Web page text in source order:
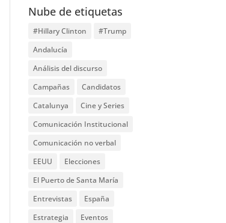
Nube de etiquetas
#Hillary Clinton
#Trump
Andalucía
Análisis del discurso
Campañas
Candidatos
Catalunya
Cine y Series
Comunicación Institucional
Comunicación no verbal
EEUU
Elecciones
El Puerto de Santa María
Entrevistas
España
Estrategia
Eventos